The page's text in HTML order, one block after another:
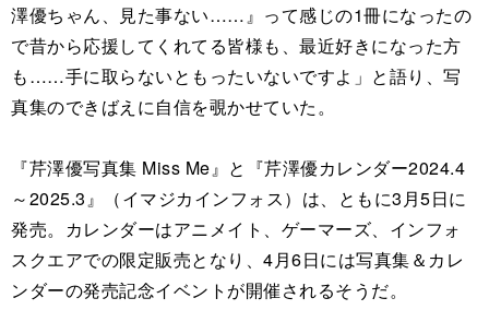
澤優ちゃん、見た事ない……』って感じの1冊になったの
で昔から応援してくれてる皆様も、最近好きになった方
も……手に取らないともったいないですよ」と語り、写
真集のできばえに自信を覗かせていた。
『芹澤優写真集 Miss Me』と『芹澤優カレンダー2024.4
～2025.3』（イマジカインフォス）は、ともに3月5日に
発売。カレンダーはアニメイト、ゲーマーズ、インフォ
スクエアでの限定販売となり、4月6日には写真集＆カレ
ンダーの発売記念イベントが開催されるそうだ。